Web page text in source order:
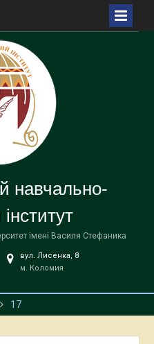
навчально-
імені Василя Стефаника
вул. Лисенка, 8
м. Коломия
17